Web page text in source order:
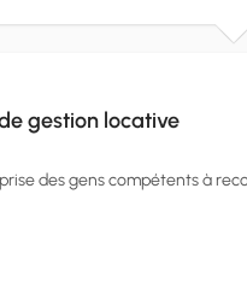
gestion locative
des gens compétents à